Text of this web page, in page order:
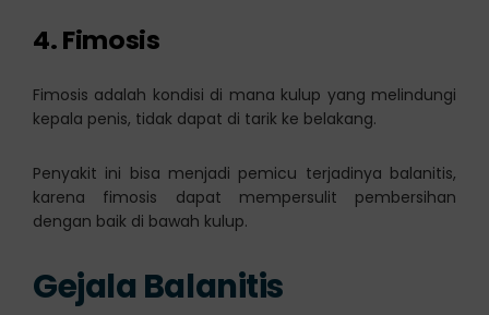
4. Fimosis
Fimosis adalah kondisi di mana kulup yang melindungi
kepala penis, tidak dapat di tarik ke belakang.
Penyakit ini bisa menjadi pemicu terjadinya balanitis,
karena fimosis dapat mempersulit pembersihan
dengan baik di bawah kulup.
Gejala Balanitis